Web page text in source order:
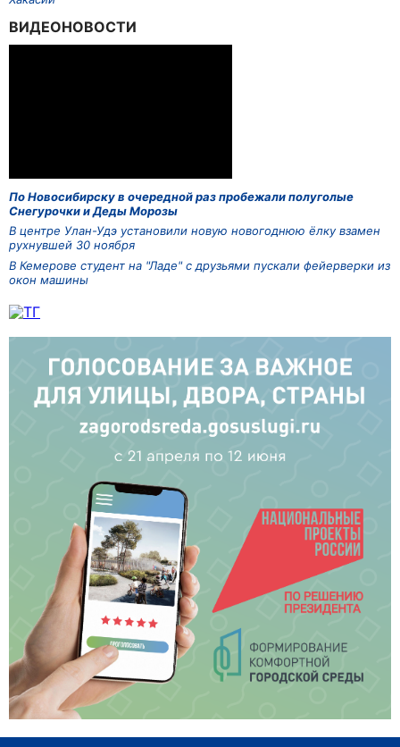
ВИДЕОНОВОСТИ
По Новосибирску в очередной раз пробежали полуголые
Снегурочки и Деды Морозы
В центре Улан-Удэ установили новую новогоднюю ёлку взамен
рухнувшей 30 ноября
В Кемерове студент на "Ладе" с друзьями пускали фейерверки из
окон машины